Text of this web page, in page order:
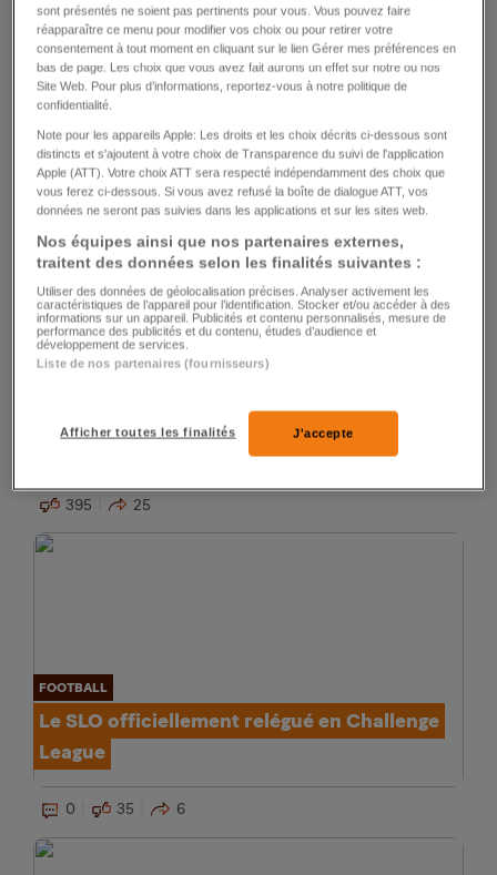
PROCÈS À NEW YORK
L’ex-homme de confiance de Trump passe
sur le gril de la défense
0 177 14
Disparu depuis 26 ans, il était séquestré par
395 25
FOOTBALL
Le SLO officiellement relégué en Challenge
League
0 35 6
sont présentés ne soient pas pertinents pour vous. Vous pouvez faire
réapparaître ce menu pour modifier vos choix ou pour retirer votre
consentement à tout moment en cliquant sur le lien Gérer mes préférences en
bas de page. Les choix que vous avez fait aurons un effet sur notre ou nos
Site Web. Pour plus d’informations, reportez-vous à notre politique de
confidentialité.
Note pour les appareils Apple: Les droits et les choix décrits ci-dessous sont
distincts et s'ajoutent à votre choix de Transparence du suivi de l'application
Apple (ATT). Votre choix ATT sera respecté indépendamment des choix que
vous ferez ci-dessous. Si vous avez refusé la boîte de dialogue ATT, vos
données ne seront pas suivies dans les applications et sur les sites web.
Nos équipes ainsi que nos partenaires externes,
traitent des données selon les finalités suivantes :
Utiliser des données de géolocalisation précises. Analyser activement les
caractéristiques de l’appareil pour l’identification. Stocker et/ou accéder à des
informations sur un appareil. Publicités et contenu personnalisés, mesure de
performance des publicités et du contenu, études d’audience et
développement de services.
Liste de nos partenaires (fournisseurs)
Afficher toutes les finalités J'accepte